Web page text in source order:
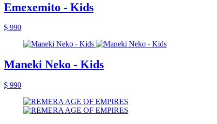
Emexemito - Kids
$ 990
Maneki Neko - Kids
$ 990